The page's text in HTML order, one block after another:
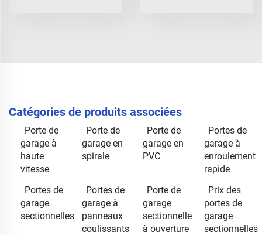
Catégories de produits associées
Porte de
garage à
haute
vitesse
Porte de
garage en
spirale
Porte de
garage en
PVC
Portes de
garage à
enroulement
rapide
Portes de
garage
sectionnelles
Portes de
garage à
panneaux
coulissants
Porte de
garage
sectionnelle
à ouverture
Prix des
portes de
garage
sectionnelles